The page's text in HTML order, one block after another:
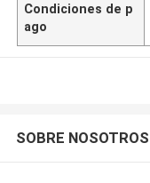
Condiciones de p
ago
SOBRE NOSOTROS